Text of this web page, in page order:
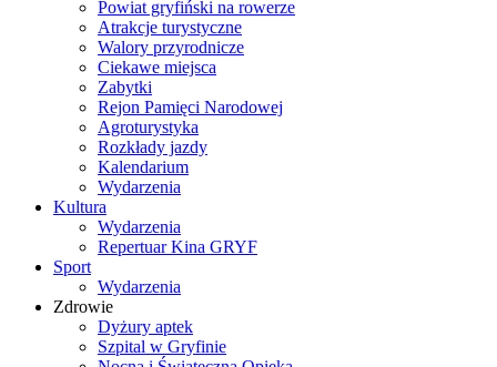
Powiat gryfiński na rowerze
Atrakcje turystyczne
Walory przyrodnicze
Ciekawe miejsca
Zabytki
Rejon Pamięci Narodowej
Agroturystyka
Rozkłady jazdy
Kalendarium
Wydarzenia
Kultura
Wydarzenia
Repertuar Kina GRYF
Sport
Wydarzenia
Zdrowie
Dyżury aptek
Szpital w Gryfinie